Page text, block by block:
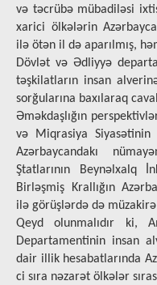
və təcrübə mübadiləsi
xarici ölkələrin
ilə ötən il də aparılmış,
Dövlət və Ədliyyə
təşkilatların insan
sorğularına baxılaraq
Əməkdaşlığın
və Miqrasiya Siyasətinin
Azərbaycandakı
Ştatlarının Beynəlxalq
Birləşmiş Krallığın
ilə görüşlərdə də
Qeyd olunmalıdır ki,
Departamentinin insan
dair illik hesabatlarında
ci sıra nəzarət ölkələr